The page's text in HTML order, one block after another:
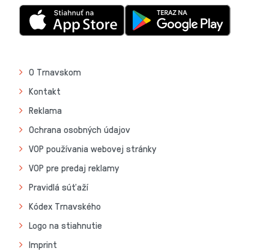
O Trnavskom
Kontakt
Reklama
Ochrana osobných údajov
VOP používania webovej stránky
VOP pre predaj reklamy
Pravidlá súťaží
Kódex Trnavského
Logo na stiahnutie
Imprint